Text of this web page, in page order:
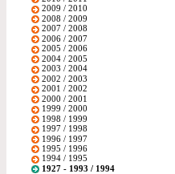
2009 / 2010
2008 / 2009
2007 / 2008
2006 / 2007
2005 / 2006
2004 / 2005
2003 / 2004
2002 / 2003
2001 / 2002
2000 / 2001
1999 / 2000
1998 / 1999
1997 / 1998
1996 / 1997
1995 / 1996
1994 / 1995
1927 - 1993 / 1994